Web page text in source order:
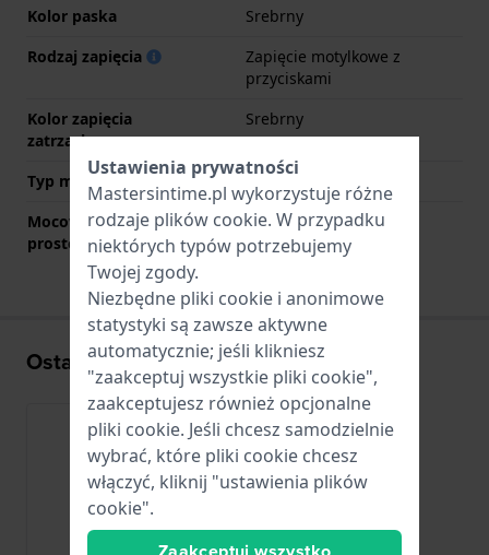
Kolor paska
Srebrny
Rodzaj zapięcia
Zapięcie motylkowe z
przyciskami
Kolor zapięcia
zatrzaskowego
Srebrny
Typ mocowania
Kołki sprężyste
Mocowanie za pomocą
prostego bolca
Nie
Ostatnio oglądane
Ustawienia prywatności
Mastersintime.pl wykorzystuje różne
rodzaje plików cookie. W przypadku
niektórych typów potrzebujemy
Twojej zgody.
Niezbędne pliki cookie i anonimowe
statystyki są zawsze aktywne
automatycznie; jeśli klikniesz
"zaakceptuj wszystkie pliki cookie",
zaakceptujesz również opcjonalne
pliki cookie. Jeśli chcesz samodzielnie
wybrać, które pliki cookie chcesz
włączyć, kliknij "ustawienia plików
cookie".